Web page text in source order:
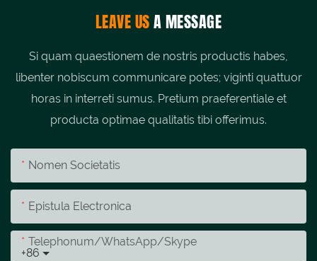
LEAVE USA MESSAGE
Si quam quaestionem de nostris productis habes,
libenter nobiscum communicare potes; viginti quattuor
horas in interreti sumus. Pretium praeferentiale et
producta optimae qualitatis tibi offerimus.
Nomen Societatis
Epistula Electronica
+86
Telephonum/whatsApp/skype